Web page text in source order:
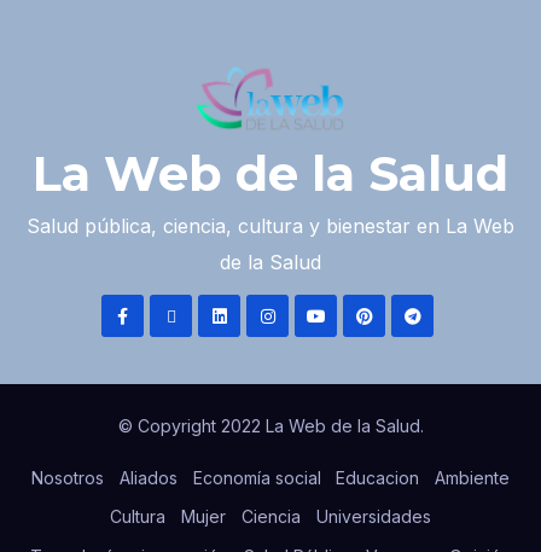
La Web de la Salud
Salud pública, ciencia, cultura y bienestar en La Web
de la Salud
© Copyright 2022 La Web de la Salud.
Nosotros Aliados Economía social Educacion
Ambiente
Cultura
Mujer Ciencia
Universidades